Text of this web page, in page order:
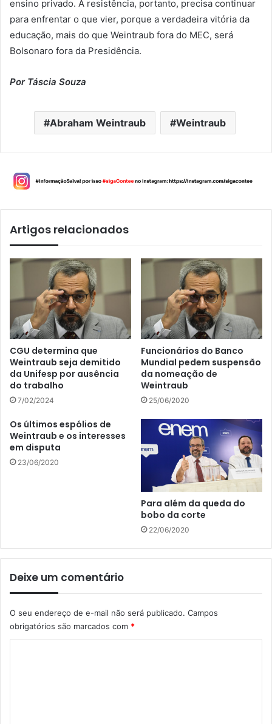
ensino privado. A resistência, portanto, precisa continuar
para enfrentar o que vier, porque a verdadeira vitória da
educação, mais do que Weintraub fora do MEC, será
Bolsonaro fora da Presidência.
Por Táscia Souza
Abraham Weintraub Weintraub
Artigos relacionados
CGU determina que
Weintraub seja demitido
da Unifesp por ausência
do trabalho
7/02/2024
Funcionários do Banco
Mundial pedem suspensão
da nomeação de
Weintraub
25/06/2020
Os últimos espólios de
Weintraub e os interesses
em disputa
23/06/2020
Para além da queda do
bobo da corte
22/06/2020
Deixe um comentário
O seu endereço de e-mail não será publicado. Campos
obrigatórios são marcados com *